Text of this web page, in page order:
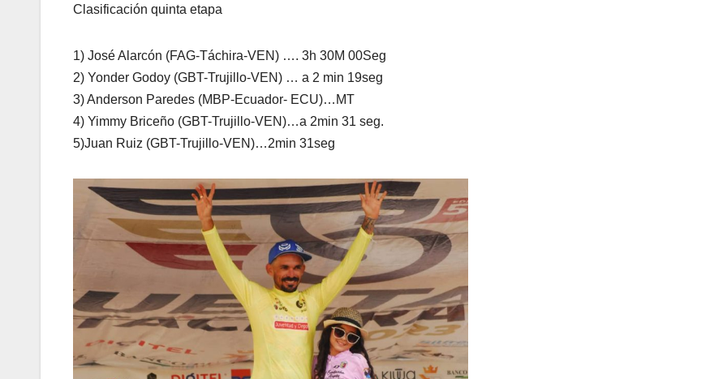
Clasificación quinta etapa
1) José Alarcón (FAG-Táchira-VEN) …. 3h 30M 00Seg
2) Yonder Godoy (GBT-Trujillo-VEN) … a 2 min 19seg
3) Anderson Paredes (MBP-Ecuador- ECU)…MT
4) Yimmy Briceño (GBT-Trujillo-VEN)…a 2min 31 seg.
5)Juan Ruiz (GBT-Trujillo-VEN)…2min 31seg